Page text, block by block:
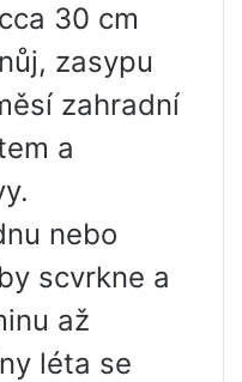
30 cm
zasypu
zahradní
a
nebo
scvrkne a
až
léta se